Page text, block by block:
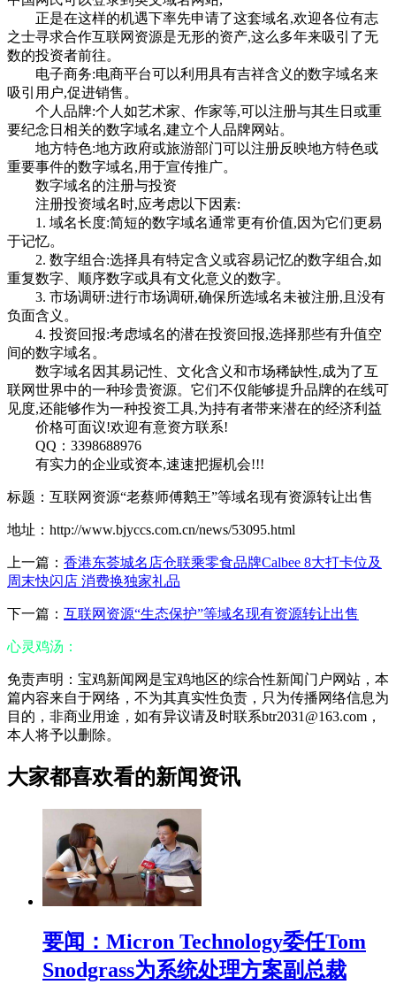
正是在这样的机遇下率先申请了这套域名,欢迎各位有志
之士寻求合作互联网资源是无形的资产,这么多年来吸引了无
数的投资者前往。
电子商务:电商平台可以利用具有吉祥含义的数字域名来
吸引用户,促进销售。
个人品牌:个人如艺术家、作家等,可以注册与其生日或重
要纪念日相关的数字域名,建立个人品牌网站。
地方特色:地方政府或旅游部门可以注册反映地方特色或
重要事件的数字域名,用于宣传推广。
数字域名的注册与投资
注册投资域名时,应考虑以下因素:
1. 域名长度:简短的数字域名通常更有价值,因为它们更易
于记忆。
2. 数字组合:选择具有特定含义或容易记忆的数字组合,如
重复数字、顺序数字或具有文化意义的数字。
3. 市场调研:进行市场调研,确保所选域名未被注册,且没有
负面含义。
4. 投资回报:考虑域名的潜在投资回报,选择那些有升值空
间的数字域名。
数字域名因其易记性、文化含义和市场稀缺性,成为了互
联网世界中的一种珍贵资源。它们不仅能够提升品牌的在线可
见度,还能够作为一种投资工具,为持有者带来潜在的经济利益
价格可面议!欢迎有意资方联系!
QQ：3398688976
有实力的企业或资本,速速把握机会!!!
标题：互联网资源“老蔡师傅鹅王”等域名现有资源转让出售
地址：http://www.bjyccs.com.cn/news/53095.html
上一篇： 香港东荟城名店仓联乘零食品牌Calbee 8大打卡位及
周末快闪店 消费换独家礼品
下一篇： 互联网资源“生态保护”等域名现有资源转让出售
心灵鸡汤：
免责声明：宝鸡新闻网是宝鸡地区的综合性新闻门户网站，本
篇内容来自于网络，不为其真实性负责，只为传播网络信息为
目的，非商业用途，如有异议请及时联系btr2031@163.com，
本人将予以删除。
大家都喜欢看的新闻资讯
要闻：Micron Technology委任Tom
Snodgrass为系统处理方案副总裁